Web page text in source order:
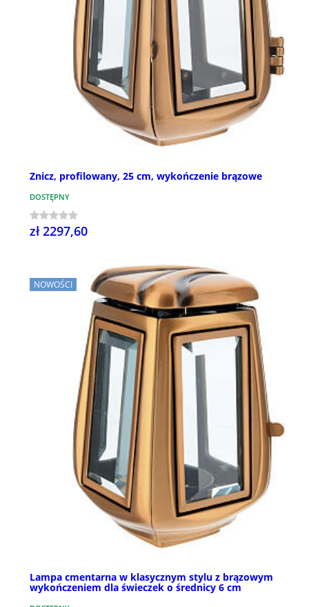
Znicz, profilowany, 25 cm, wykończenie brązowe
DOSTĘPNY
zł 2297,60
NOWOŚCI
Lampa cmentarna w klasycznym stylu z brązowym
wykończeniem dla świeczek o średnicy 6 cm